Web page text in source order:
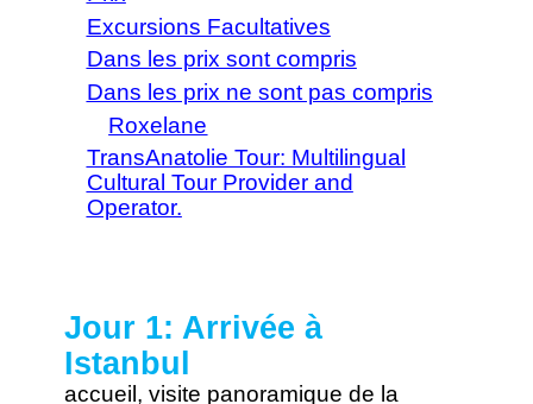
Excursions Facultatives
Dans les prix sont compris
Dans les prix ne sont pas compris
Roxelane
TransAnatolie Tour: Multilingual
Cultural Tour Provider and
Operator.
Jour 1: Arrivée à
Istanbul
accueil, visite panoramique de la